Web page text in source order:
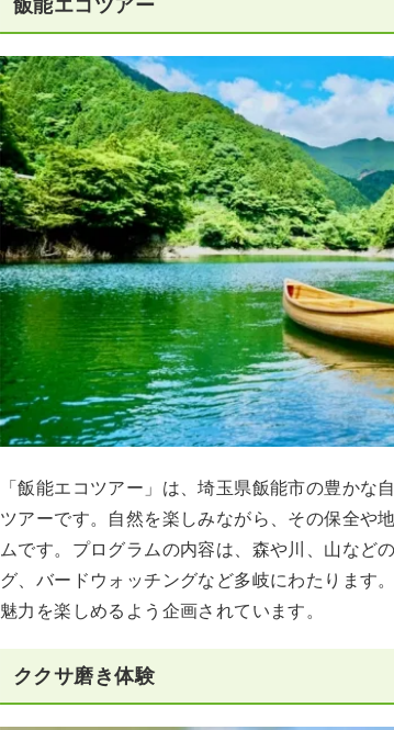
飯能エコツアー
「飯能エコツアー」は、埼玉県飯能市の豊か
ツアーです。自然を楽しみながら、その保全や
ムです。プログラムの内容は、森や川、山など
グ、バードウォッチングなど多岐にわたります
魅力を楽しめるよう企画されています。
ククサ磨き体験